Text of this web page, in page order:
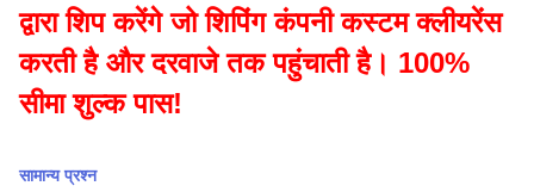
द्वारा शिप करेंगे जो शिपिंग कंपनी कस्टम क्लीयरेंस
करती है और दरवाजे तक पहुंचाती है। 100%
सीमा शुल्क पास!
सामान्य प्रश्न